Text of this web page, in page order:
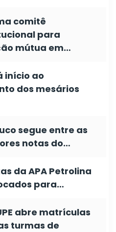
comitê
para
mútua em…
início ao
dos mesários
segue entre as
notas do…
da APA Petrolina
para…
abre matrículas
turmas de